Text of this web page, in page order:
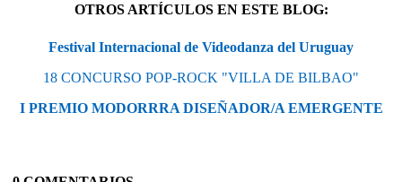
OTROS ARTÍCULOS EN ESTE BLOG:
Festival Internacional de Videodanza del Uruguay
18 CONCURSO POP-ROCK "VILLA DE BILBAO"
I PREMIO MODORRRA DISEÑADOR/A EMERGENTE